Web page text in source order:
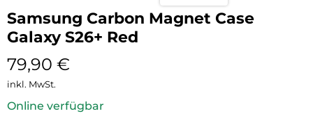
Samsung Carbon Magnet Case
Galaxy S26+ Red
79,90 €
inkl. MwSt.
Online verfügbar